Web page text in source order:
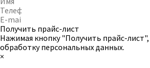
Получить прайс-лист
Нажимая кнопку "Получить прайс-
обработку персональных данных.
×